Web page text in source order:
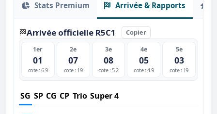
Stats Premium Arrivée & Rapports
🏁Arrivée officielle R5C1 Copier
1er
01
cote : 6.9
2e
07
cote : 19
3e
08
cote : 5.2
4e
05
cote : 4.9
5e
03
cote : 19
SG SP CG CP Trio Super 4